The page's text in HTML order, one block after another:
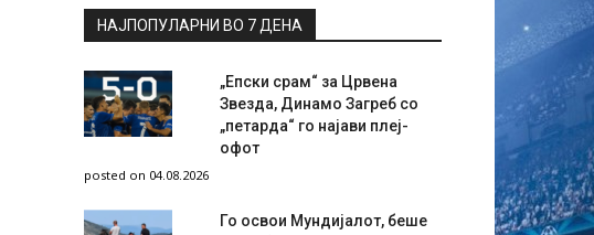
НАЈПОПУЛАРНИ ВО 7 ДЕНА
„Епски срам“ за Црвена
Звезда, Динамо Загреб со
„петарда“ го најави плеј-
офот
posted on 04.08.2026
Го освои Мундијалот, беше